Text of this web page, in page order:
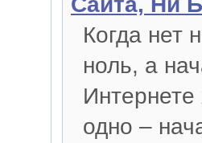
Когда нет
ноль, а
Интернете
одно –